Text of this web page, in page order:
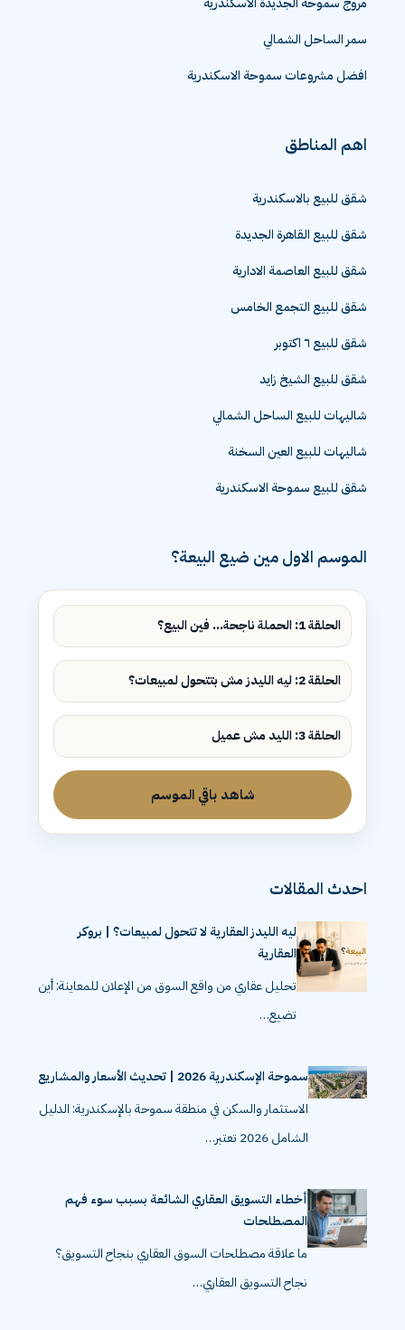
سمر الساحل الشمالي
افضل مشروعات سموحة الاسكندرية
اهم المناطق
شقق للبيع بالاسكندرية
شقق للبيع القاهرة الجديدة
شقق للبيع العاصمة الادارية
شقق للبيع التجمع الخامس
شقق للبيع ٦ اكتوبر
شقق للبيع الشيخ زايد
شاليهات للبيع الساحل الشمالي
شاليهات للبيع العين السخنة
شقق للبيع سموحة الاسكندرية
الموسم الاول مين ضيع البيعة؟
الحلقة 1: الحملة ناجحة... فين البيع؟
الحلقة 2: ليه الليدز مش بتتحول لمبيعات؟
الحلقة 3: الليد مش عميل
شاهد باقي الموسم
احدث المقالات
ليه الليدز العقارية لا تتحول لمبيعات؟ | بروكر
العقارية
تحليل عقاري من واقع السوق من الإعلان للمعاينة: أين
تضيع…
سموحة الإسكندرية 2026 | تحديث الأسعار والمشاريع
الاستثمار والسكن في منطقة سموحة بالإسكندرية: الدليل
الشامل 2026 تعتبر…
أخطاء التسويق العقاري الشائعة بسبب سوء فهم
المصطلحات
ما علاقة مصطلحات السوق العقاري بنجاح التسويق؟
نجاح التسويق العقاري…